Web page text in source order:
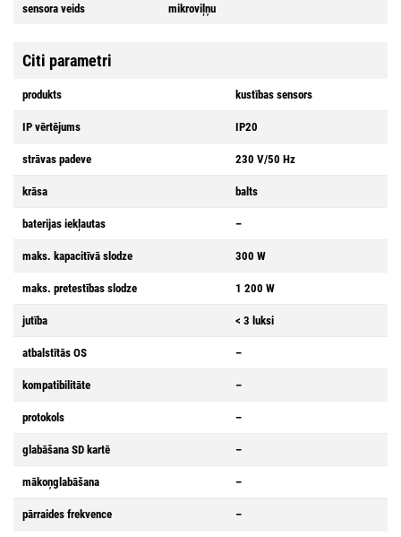
sensora veids mikroviļņu
Citi parametri
produkts kustības sensors
IP vērtējums IP20
strāvas padeve 230 V/50 Hz
krāsa balts
baterijas iekļautas –
maks. kapacitīvā slodze 300 W
maks. pretestības slodze 1 200 W
jutība < 3 luksi
atbalstītās OS –
kompatibilitāte –
protokols –
glabāšana SD kartē –
mākoņglabāšana –
pārraides frekvence –